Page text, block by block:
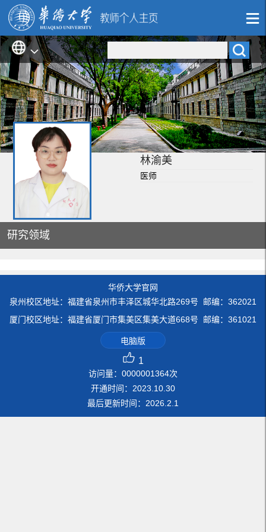
林渝美
医师
研究领域
华侨大学官网
泉州校区地址：福建省泉州市丰泽区城华北路269号 邮编：362021
厦门校区地址：福建省厦门市集美区集美大道668号 邮编：361021
电脑版
1
访问量： 0000001364次
开通时间： 2023 10 30
最后更新时间： 2026 2 1